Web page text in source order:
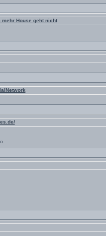
mehr House geht nicht